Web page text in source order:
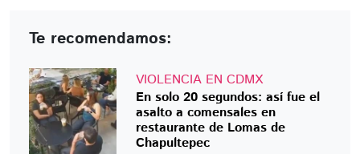
Te recomendamos:
VIOLENCIA EN CDMX
En solo 20 segundos: así fue el
asalto a comensales en
restaurante de Lomas de
Chapultepec